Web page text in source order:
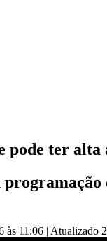
pode ter
às 11:06 | Atualizado